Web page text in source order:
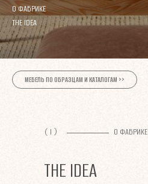
О ФАБРИКЕ
THE IDEA
МЕБЕЛЬ ПО ОБРАЗЦАМ И КАТАЛОГАМ >>
( I ) О ФАБРИКЕ
THE IDEA